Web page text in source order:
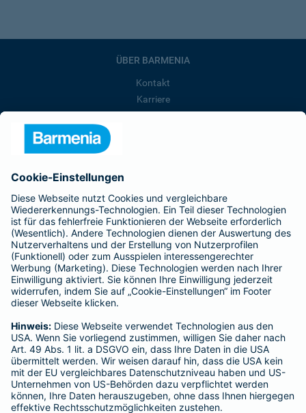
ÜBER BARMENIA
Kontakt
Karriere
Barmenia ist Teil der BarmeniaGothaer
BELIEBTE SEITEN
Kranken-Zusatzversicherung
Tierversicherungen
Haftpflichtversicherung
Hausratversicherung
Adresse ändern
Schaden melden
Kilometerstandsmeldung
Serviceübersicht